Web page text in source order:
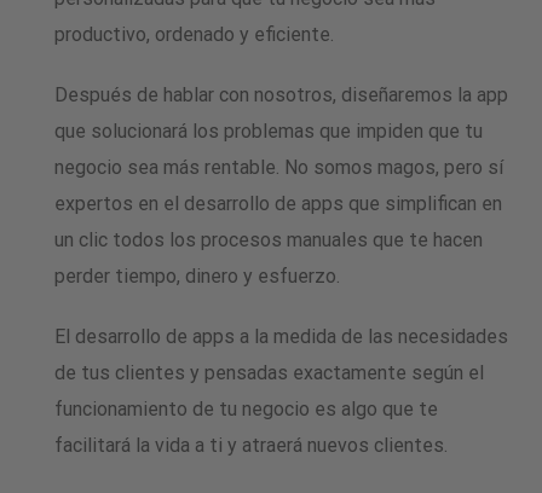
productivo, ordenado y eficiente.
Después de hablar con nosotros, diseñaremos la app
que solucionará los problemas que impiden que tu
negocio sea más rentable. No somos magos, pero sí
expertos en el desarrollo de apps que simplifican en
un clic todos los procesos manuales que te hacen
perder tiempo, dinero y esfuerzo.
El desarrollo de apps a la medida de las necesidades
de tus clientes y pensadas exactamente según el
funcionamiento de tu negocio es algo que te
facilitará la vida a ti y atraerá nuevos clientes.